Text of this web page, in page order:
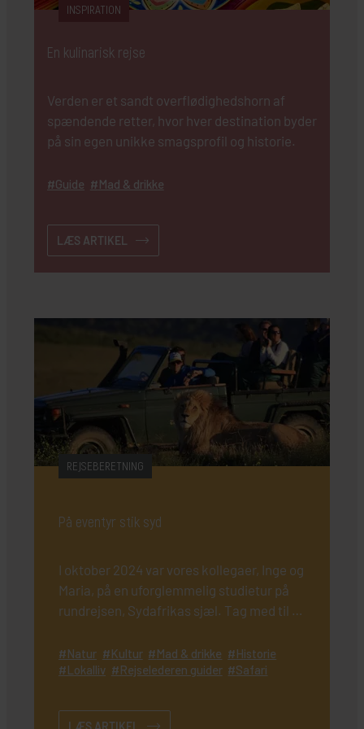
INSPIRATION
En kulinarisk rejse
Verden er et sandt overflødighedshorn af
spændende retter, hvor hver destination byder
på sin egen unikke smagsprofil og historie.
Guide Mad & drikke
LÆS ARTIKEL
REJSEBERETNING
På eventyr stik syd
I oktober 2024 var vores kollegaer, Inge og
Maria, på en uforglemmelig studietur på
rundrejsen, Sydafrikas sjæl. Tag med til et
Sydafrika har udviklet sig fra et undertrykt
regime til et fredeligt samfund, der
Nelson Mandela, landets store fader, er
Natur Kultur Mad & drikke
Historie
Lokalliv
Rejselederen guider Safari